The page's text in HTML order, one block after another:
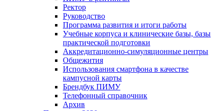
Ректор
Руководство
Программа развития и итоги работы
Учебные корпуса и клинические базы, базы
практической подготовки
Аккредитационно-симуляционные центры
Общежития
Использования смартфона в качестве
кампусной карты
Брендбук ПИМУ
Телефонный справочник
Архив